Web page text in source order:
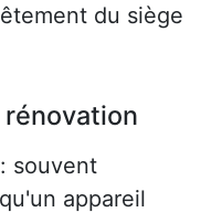
du siège
rénovation
souvent
appareil